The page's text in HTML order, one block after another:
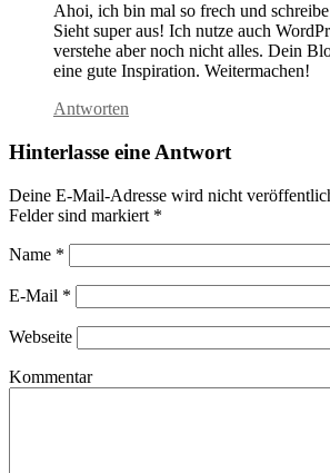
Ahoi, ich bin mal so frech und
Sieht super aus! Ich nutze auch
verstehe aber noch nicht alles. Dein
eine gute Inspiration. Weitermachen!
Antworten
Hinterlasse eine Antwort
Deine E-Mail-Adresse wird nicht
Felder sind markiert *
Name *
E-Mail *
Webseite
Kommentar